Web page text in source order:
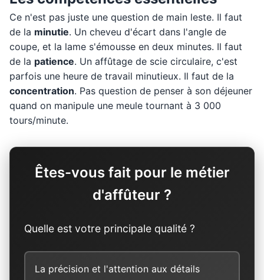
Ce n'est pas juste une question de main leste. Il faut
de la minutie. Un cheveu d'écart dans l'angle de
coupe, et la lame s'émousse en deux minutes. Il faut
de la patience. Un affûtage de scie circulaire, c'est
parfois une heure de travail minutieux. Il faut de la
concentration. Pas question de penser à son déjeuner
quand on manipule une meule tournant à 3 000
tours/minute.
Êtes-vous fait pour le métier
d'affûteur ?
Quelle est votre principale qualité ?
La précision et l'attention aux détails